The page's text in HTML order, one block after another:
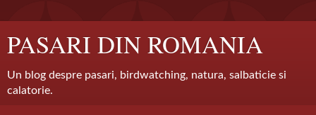
PASARI DIN ROMANIA
Un blog despre pasari, birdwatching, natura, salbaticie si
calatorie.